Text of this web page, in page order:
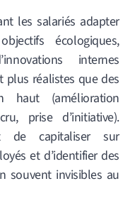
les salariés adapter
écologiques,
internes
réalistes que des
haut (amélioration
prise d’initiative).
de capitaliser sur
et d’identifier des
souvent invisibles au